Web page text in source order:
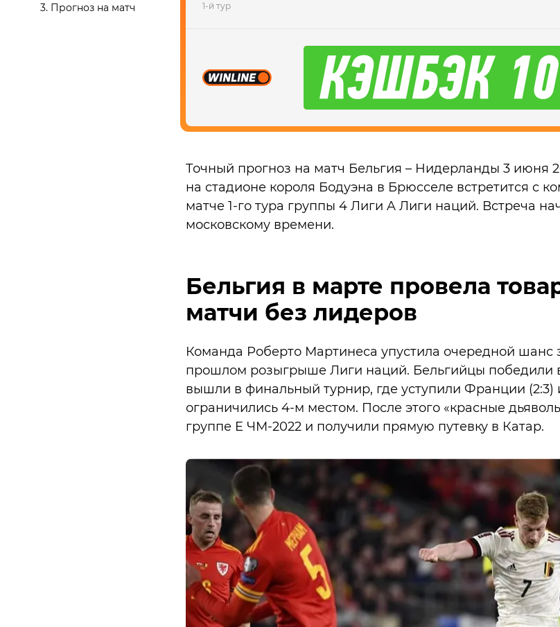
3. Прогноз на матч
1-й тур
Точный прогноз на матч Бельгия – Нидерланды 3 июня
на стадионе короля Бодуэна в Брюсселе встретится с
матче 1-го тура группы 4 Лиги A Лиги наций. Встреча
московскому времени.
Бельгия в марте провела
матчи без лидеров
Команда Роберто Мартинеса упустила очередной шанс
прошлом розыгрыше Лиги наций. Бельгийцы победили
вышли в финальный турнир, где уступили Франции (2:3)
ограничились 4-м местом. После этого «красные
группе E ЧМ-2022 и получили прямую путевку в Катар.